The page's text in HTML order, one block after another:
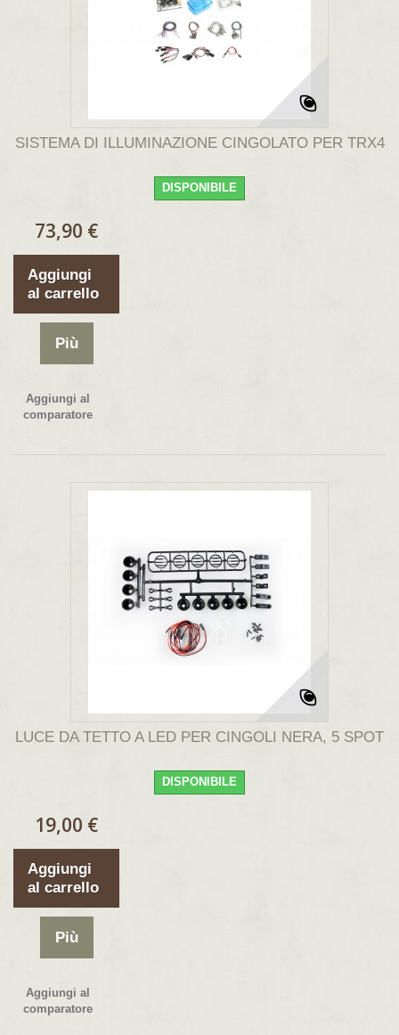
SISTEMA DI ILLUMINAZIONE CINGOLATO PER TRX4
DISPONIBILE
73,90 €
Aggiungi
al carrello
Più
Aggiungi al
comparatore
LUCE DA TETTO A LED PER CINGOLI NERA, 5 SPOT
DISPONIBILE
19,00 €
Aggiungi
al carrello
Più
Aggiungi al
comparatore